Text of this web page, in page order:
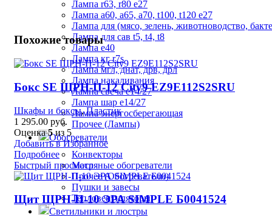
Лампа r63, r80 е27
Лампа а60, а65, а70, t100, t120 е27
Лампа для (мясо, зелень, животноводство,
Лампа для сав t5, t4, t8
Лампа е40
Лампа кг r7s
Лампа мгл, днат, дрв, дрл
Лампа накаливания
Лампа свеча е14/27
Лампа шар е14/27
Лампа энергосберегающая
Прочее (Лампы)
Обогреватели
Конвекторы
Масляные обогреватели
Прочее (Обогреватели)
Пушки и завесы
Тепловентиляторы
Светильники и люстры
Похожие товары
Бокс SE ЩРН-П-12 City9 EZ9E112S2SRU
Шкафы и боксы,Пластик
1 295.00 руб.
Оценка5из 5
Добавить в Избранное
Подробнее
Быстрый просмотр
Щит ЩРН-П-10 ЭРА SIMPLE Б0041524